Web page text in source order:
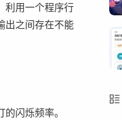
利用一个程序行
出之间存在不能
闪烁频率。